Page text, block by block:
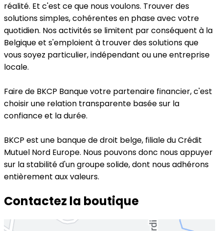
réalité. Et c'est ce que nous voulons. Trouver des
solutions simples, cohérentes en phase avec votre
quotidien. Nos activités se limitent par conséquent à la
Belgique et s'emploient à trouver des solutions que
vous soyez particulier, indépendant ou une entreprise
locale.
Faire de BKCP Banque votre partenaire financier, c'est
choisir une relation transparente basée sur la
confiance et la durée.
BKCP est une banque de droit belge, filiale du Crédit
Mutuel Nord Europe. Nous pouvons donc nous appuyer
sur la stabilité d'un groupe solide, dont nous adhérons
entièrement aux valeurs.
Contactez la boutique